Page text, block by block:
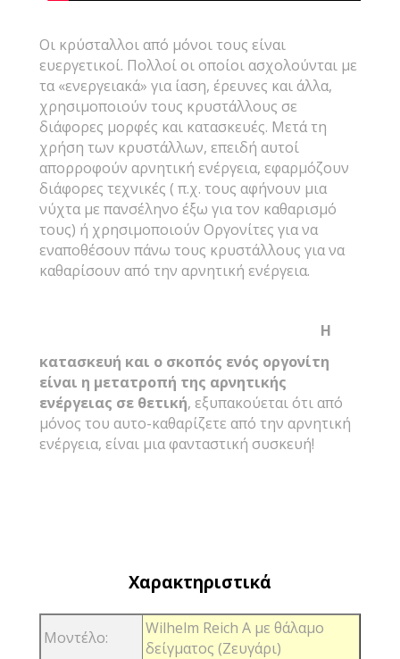
Οι κρύσταλλοι από μόνοι τους είναι
ευεργετικοί. Πολλοί οι οποίοι ασχολούνται με
τα «ενεργειακά» για ίαση, έρευνες και άλλα,
χρησιμοποιούν τους κρυστάλλους σε
διάφορες μορφές και κατασκευές. Μετά τη
χρήση των κρυστάλλων, επειδή αυτοί
απορροφούν αρνητική ενέργεια, εφαρμόζουν
διάφορες τεχνικές ( π.χ. τους αφήνουν μια
νύχτα με πανσέληνο έξω για τον καθαρισμό
τους) ή χρησιμοποιούν Οργονίτες για να
εναποθέσουν πάνω τους κρυστάλλους για να
καθαρίσουν από την αρνητική ενέργεια.
Η
κατασκευή και ο σκοπός ενός οργονίτη
είναι η μετατροπή της αρνητικής
ενέργειας σε θετική, εξυπακούεται ότι από
μόνος του αυτο-καθαρίζετε από την αρνητική
ενέργεια, είναι μια φανταστική συσκευή!
Χαρακτηριστικά
Μοντέλο:
Wilhelm Reich Α με θάλαμο
δείγματος (Ζευγάρι)